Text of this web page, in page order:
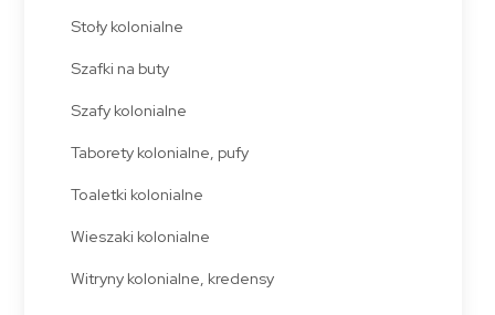
Stoły kolonialne
Szafki na buty
Szafy kolonialne
Taborety kolonialne, pufy
Toaletki kolonialne
Wieszaki kolonialne
Witryny kolonialne, kredensy